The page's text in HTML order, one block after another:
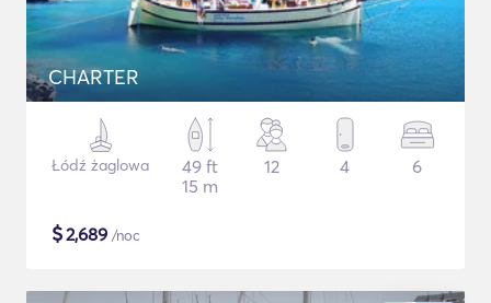
CHARTER
Łódź żaglowa
49 ft
15 m
12 4 6
$2,689 /noc